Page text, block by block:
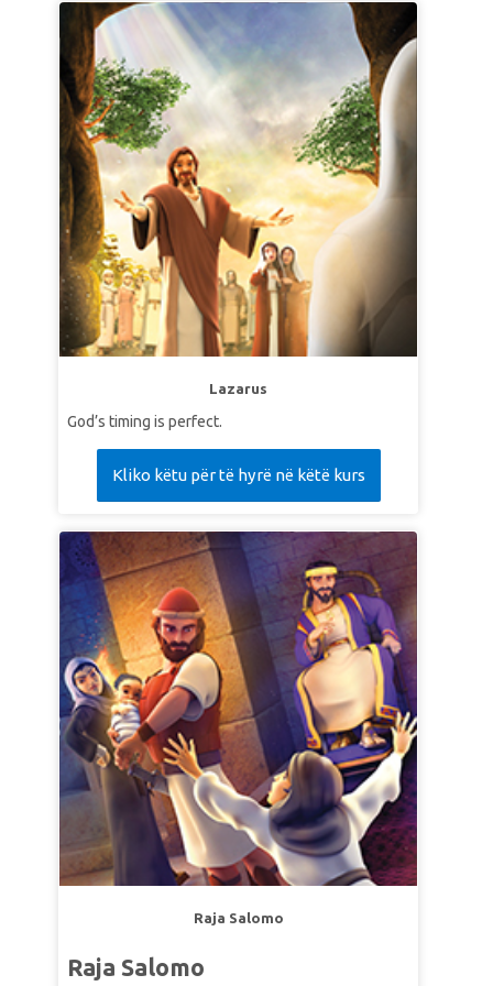
hati. Pada kisah ini, ada seorang terluka yang
tidak dipedulikan, bahkan dilewati begitu saja oleh
orang sebangsanya. Justru orang asing yang
mempedulikannya, ia berhenti menolong pada
saat dibutuhkan.. Anak-anak belajar pentingnya
mempedulikan orang lain, dan semua orang adalah
sesama kita.
Lazarus
God’s timing is perfect.
Kliko këtu për të hyrë në këtë kurs
Raja Salomo
Raja Salomo